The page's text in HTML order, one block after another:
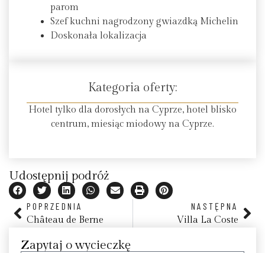
parom
Szef kuchni nagrodzony gwiazdką Michelin
Doskonała lokalizacja
Kategoria oferty:
Hotel tylko dla dorosłych na Cyprze, hotel blisko
centrum, miesiąc miodowy na Cyprze.
Udostępnij podróż
POPRZEDNIA
Château de Berne
NASTĘPNA
Villa La Coste
Zapytaj o wycieczkę